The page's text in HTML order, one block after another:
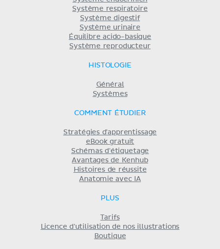
Système respiratoire
Système digestif
Système urinaire
Équilibre acido-basique
Système reproducteur
HISTOLOGIE
Général
Systèmes
COMMENT ÉTUDIER
Stratégies d'apprentissage
eBook gratuit
Schémas d'étiquetage
Avantages de Kenhub
Histoires de réussite
Anatomie avec IA
PLUS
Tarifs
Licence d'utilisation de nos illustrations
Boutique